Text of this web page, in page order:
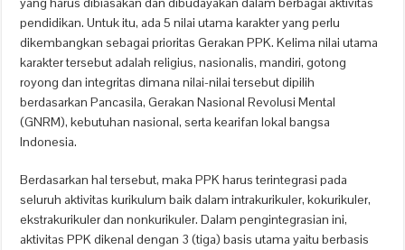
pendidikan. Untuk itu, ada 5 nilai utama karakter yang perlu
dikembangkan sebagai prioritas Gerakan PPK. Kelima nilai utama
karakter tersebut adalah religius, nasionalis, mandiri, gotong
royong dan integritas dimana nilai-nilai tersebut dipilih
berdasarkan Pancasila, Gerakan Nasional Revolusi Mental
(GNRM), kebutuhan nasional, serta kearifan lokal bangsa
Indonesia.
Berdasarkan hal tersebut, maka PPK harus terintegrasi pada
seluruh aktivitas kurikulum baik dalam intrakurikuler, kokurikuler,
ekstrakurikuler dan nonkurikuler. Dalam pengintegrasian ini,
aktivitas PPK dikenal dengan 3 (tiga) basis utama yaitu berbasis